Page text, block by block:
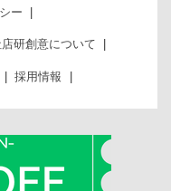
ー
研創意について
採用情報